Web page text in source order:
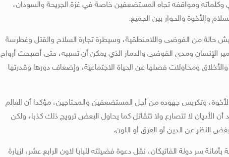
وكلماته ومواقفه تجاه المستضعفين خاصة في غزة الجريحة والسودان،
والأخوة والحوار بين الجميع.
حالة من الفوضى واللامنطقية، وسيطرة تجارة السلاح والقتل وغطرسة
الإنسان ومدى الفوضى والدمار الذي يمكن أن تسببه، حتى أصبحت أرواح
ومحاولات فصلها عن الحياة الاجتماعية، وإضعاف دورها وقدرتها
وتكريس جهوده من أجل المستضعفين والمحتاجين، مؤكدا أن العالم
الأديان لا تتصارع ولا تتقاتل كما يحاول البعض ترويج ذلك كذبا، ولكن
النظر عن الدين أو العرق أو اللون.
سر دولة الفاتيكان، نقل دعوة فضيلته للبابا لاون الرابع عشر، لزيارة